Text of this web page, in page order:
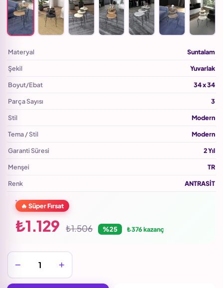
Materyal Suntalam
Şekil Yuvarlak
Boyut/Ebat 34 x 34
Parça Sayısı 3
Stil Modern
Tema / Stil Modern
Garanti Süresi 2 Yıl
Menşei TR
Renk ANTRASİT
🔥 Süper Fırsat
₺1.129 ₺1.506 %25 ₺376 kazanç
− +